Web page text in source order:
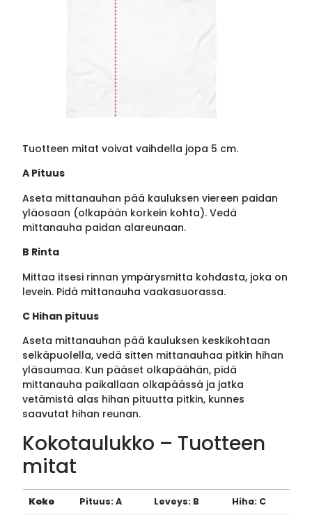
Tuotteen mitat voivat vaihdella jopa 5 cm.
A Pituus
Aseta mittanauhan pää kauluksen viereen paidan
yläosaan (olkapään korkein kohta). Vedä
mittanauha paidan alareunaan.
B Rinta
Mittaa itsesi rinnan ympärysmitta kohdasta, joka on
levein. Pidä mittanauha vaakasuorassa.
C Hihan pituus
Aseta mittanauhan pää kauluksen keskikohtaan
selkäpuolella, vedä sitten mittanauhaa pitkin hihan
yläsaumaa. Kun pääset olkapäähän, pidä
mittanauha paikallaan olkapäässä ja jatka
vetämistä alas hihan pituutta pitkin, kunnes
saavutat hihan reunan.
Kokotaulukko – Tuotteen
mitat
Koko Pituus: A Leveys: B Hiha: C